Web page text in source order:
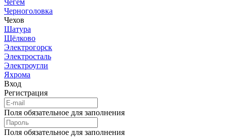
Черноголовка
Чехов
Шатура
Щёлково
Электрогорск
Электросталь
Электроугли
Яхрома
Вход
Регистрация
Поля обязательное для заполнения
Поля обязательное для заполнения